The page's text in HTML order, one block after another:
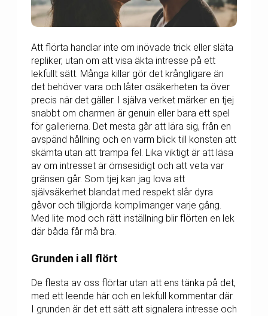
Att flörta handlar inte om inövade trick eller släta
repliker, utan om att visa äkta intresse på ett
lekfullt sätt. Många killar gör det krångligare än
det behöver vara och låter osäkerheten ta över
precis när det gäller. I själva verket märker en tjej
snabbt om charmen är genuin eller bara ett spel
för gallerierna. Det mesta går att lära sig, från en
avspänd hållning och en varm blick till konsten att
skämta utan att trampa fel. Lika viktigt är att läsa
av om intresset är ömsesidigt och att veta var
gränsen går. Som tjej kan jag lova att
självsäkerhet blandat med respekt slår dyra
gåvor och tillgjorda komplimanger varje gång.
Med lite mod och rätt inställning blir flörten en lek
där båda får må bra.
Grunden i all flört
De flesta av oss flörtar utan att ens tänka på det,
med ett leende här och en lekfull kommentar där.
I grunden är det ett sätt att signalera intresse och